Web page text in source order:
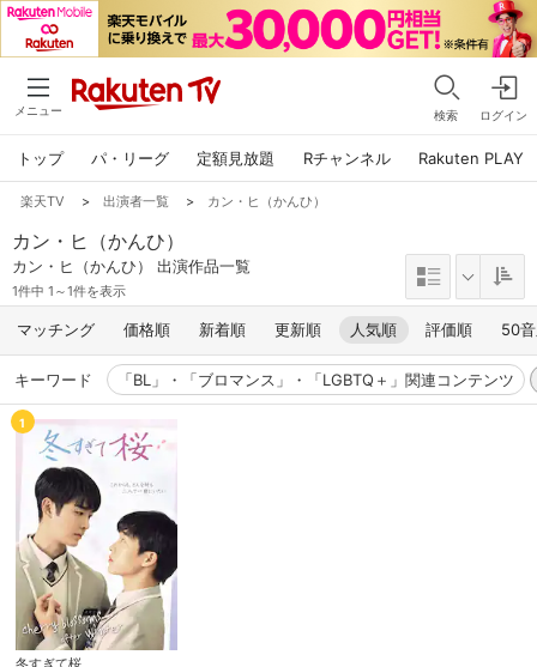
メニュー 検索 ログイン
トップ パ・リーグ 定額見放題 Rチャンネル Rakuten PLAY
楽天TV > 出演者一覧 > カン・ヒ（かんひ）
カン・ヒ（かんひ）
カン・ヒ（かんひ） 出演作品一覧
1件中 1～1件を表示
マッチング 価格順 新着順 更新順 人気順 評価順 50
キーワード 「BL」・「ブロマンス」・「LGBTQ＋」関連コンテンツ
1
冬すぎて桜